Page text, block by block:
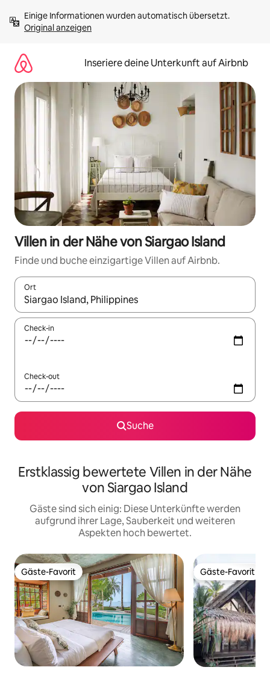
Inhalten
springenOriginal anzeigen
Inseriere deine Unterkunft auf Airbnb
Villen in der Nähe von Siargao Island
Finde und buche einzigartige Villen auf Airbnb.
Ort
Wenn Ergebnisse verfügbar sind, navigiere mit den
Check-in
Check-out
Suche
Erstklassig bewertete Villen in der Nähe
von Siargao Island
Gäste sind sich einig: Diese Unterkünfte werden
aufgrund ihrer Lage, Sauberkeit und weiteren
Aspekten hoch bewertet.
Gäste-Favorit
Gäste-Favorit Gäste-Favorit
Gäste-Favorit